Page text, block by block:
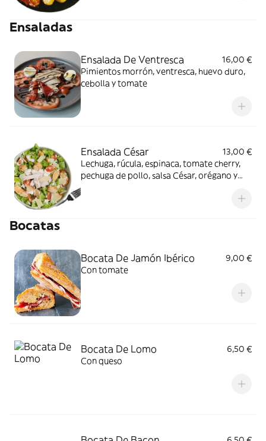
Ensaladas
Ensalada De Ventresca
16,00 €
Pimientos morrón, ventresca, huevo duro,
cebolla y tomate
Ensalada César
13,00 €
Lechuga, rúcula, espinaca, tomate cherry,
pechuga de pollo, salsa César, orégano y
Bocatas
Bocata De Jamón Ibérico
9,00 €
Con tomate
Bocata De Lomo
6,50 €
Con queso